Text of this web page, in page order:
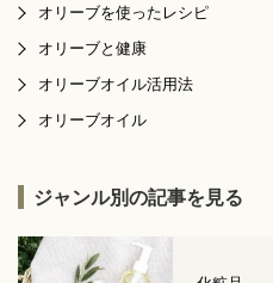
オリーブを使ったレシピ
オリーブと健康
オリーブオイル活用法
オリーブオイル
ジャンル別の記事を見る